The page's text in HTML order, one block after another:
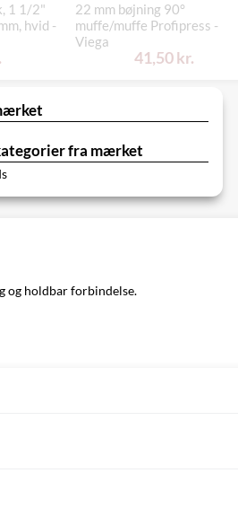
1 1/2"
hvid -
22 mm bøjning 90°
muffe/muffe Profipress -
Viega
41,50 kr.
fra mærket
og holdbar forbindelse.